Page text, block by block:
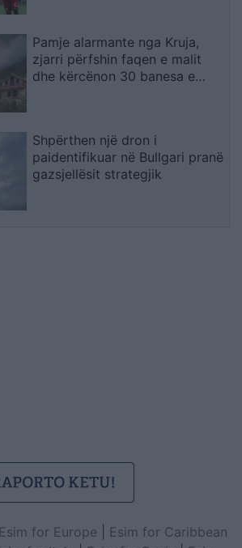
Pamje alarmante nga Kruja,
zjarri përfshin faqen e malit
dhe kërcënon 30 banesa e
Shpërthen një dron i
paidentifikuar në Bullgari pranë
gazsjellësit strategjik
Esim for Europe
Esim for Caribbean